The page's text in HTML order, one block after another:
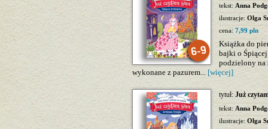
tekst: Anna
ilustracje: Olga
cena:7,99 pln
Książka do
bajki o
podzielony na
wykonane z pazurem... [więcej]
tytuł: Już
tekst: Anna
ilustracje: Olga